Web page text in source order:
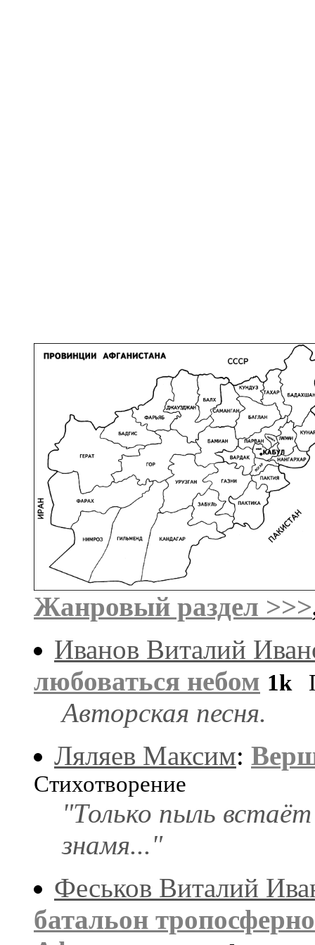
Жанровый раздел >>>
Иванов Виталий
любоваться небом 1k
Авторская песня.
Ляляев Максим:
Стихотворение
"Только пыль
знамя..."
Феськов Виталий
батальон